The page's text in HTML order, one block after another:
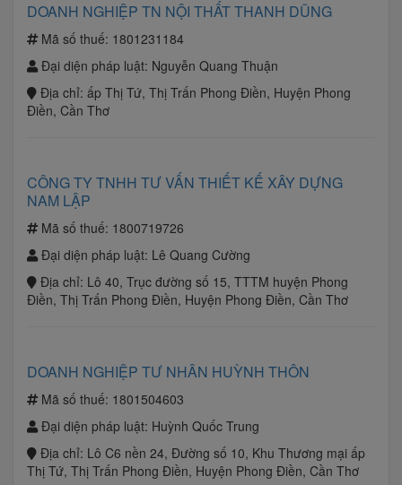
DOANH NGHIỆP TN NỘI THẤT THANH DŨNG
Mã số thuế: 1801231184
Đại diện pháp luật: Nguyễn Quang Thuận
Địa chỉ: ấp Thị Tứ, Thị Trấn Phong Điền, Huyện Phong
Điền, Cần Thơ
CÔNG TY TNHH TƯ VẤN THIẾT KẾ XÂY DỰNG
NAM LẬP
Mã số thuế: 1800719726
Đại diện pháp luật: Lê Quang Cường
Địa chỉ: Lô 40, Trục đường số 15, TTTM huyện Phong
Điền, Thị Trấn Phong Điền, Huyện Phong Điền, Cần Thơ
DOANH NGHIỆP TƯ NHÂN HUỲNH THÔN
Mã số thuế: 1801504603
Đại diện pháp luật: Huỳnh Quốc Trung
Địa chỉ: Lô C6 nền 24, Đường số 10, Khu Thương mại ấp
Thị Tứ, Thị Trấn Phong Điền, Huyện Phong Điền, Cần Thơ